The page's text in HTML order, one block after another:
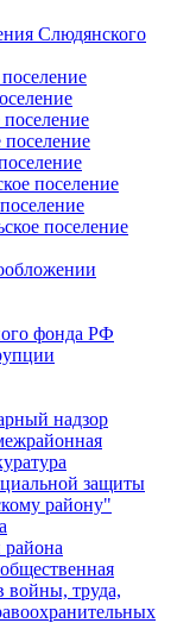
Слюдянского
поселение
поселение
поселение
фонда РФ
надзор
защиты
району"
войны, труда,